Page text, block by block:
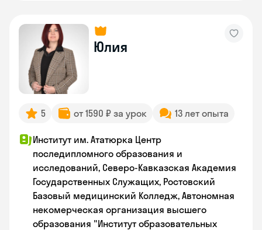
Юлия
5 от 1590 ₽ за урок 13 лет опыта
Институт им. Ататюрка Центр
последипломного образования и
исследований, Северо-Кавказская Академия
Государственных Служащих, Ростовский
Базовый медицинский Колледж, Автономная
некомерческая организация высшего
образования "Институт образовательных